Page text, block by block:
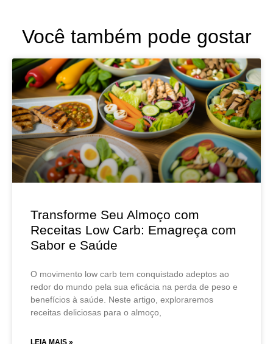
Você também pode gostar
Transforme Seu Almoço com
Receitas Low Carb: Emagreça com
Sabor e Saúde
O movimento low carb tem conquistado adeptos ao
redor do mundo pela sua eficácia na perda de peso e
benefícios à saúde. Neste artigo, exploraremos
receitas deliciosas para o almoço,
LEIA MAIS »